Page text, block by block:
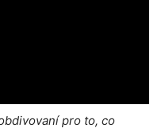
pro to, co